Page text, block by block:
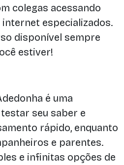
colegas acessando
especializados.
disponível sempre
estiver!
é uma
seu saber e
rápido, enquanto
e parentes.
e infinitas opções de